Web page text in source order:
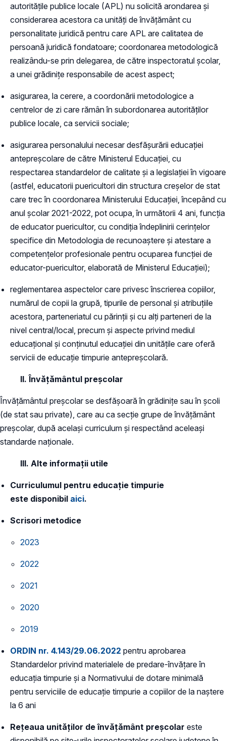
autoritățile publice locale (APL) nu solicită arondarea și
considerarea acestora ca unități de învățământ cu
personalitate juridică pentru care APL are calitatea de
persoană juridică fondatoare; coordonarea metodologică
realizându-se prin delegarea, de către inspectoratul școlar,
a unei grădinițe responsabile de acest aspect;
asigurarea, la cerere, a coordonării metodologice a
centrelor de zi care rămân în subordonarea autorităților
publice locale, ca servicii sociale;
asigurarea personalului necesar desfăşurării educaţiei
antepreşcolare de către Ministerul Educaţiei, cu
respectarea standardelor de calitate şi a legislaţiei în vigoare
(astfel, educatorii puericultori din structura creșelor de stat
care trec în coordonarea Ministerului Educației, începând cu
anul școlar 2021-2022, pot ocupa, în următorii 4 ani, funcția
de educator puericultor, cu condiția îndeplinirii cerințelor
specifice din Metodologia de recunoaștere și atestare a
competențelor profesionale pentru ocuparea funcției de
educator-puericultor, elaborată de Ministerul Educației);
reglementarea aspectelor care privesc înscrierea copiilor,
numărul de copii la grupă, tipurile de personal și atribuțiile
acestora, parteneriatul cu părinții și cu alți parteneri de la
nivel central/local, precum și aspecte privind mediul
educațional și conținutul educației din unitățile care oferă
servicii de educație timpurie antepreșcolară.
II. Învățământul preșcolar
Învățământul preșcolar se desfășoară în grădinițe sau în școli
(de stat sau private), care au ca secție grupe de învățământ
preșcolar, după același curriculum și respectând aceleași
standarde naționale.
III. Alte informații utile
Curriculumul pentru educație timpurie
este disponibil aici.
Scrisori metodice
2023
2022
2021
2020
2019
ORDIN nr. 4.143/29.06.2022 pentru aprobarea
Standardelor privind materialele de predare-învăţare în
educaţia timpurie şi a Normativului de dotare minimală
pentru serviciile de educaţie timpurie a copiilor de la naştere
la 6 ani
Rețeaua unităților de învățământ preșcolar este